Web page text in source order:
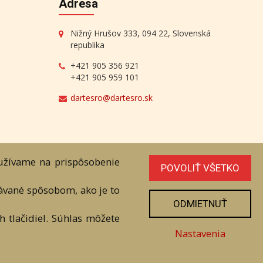
Adresa
Nižný Hrušov 333, 094 22, Slovenská
republika
+421 905 356 921
+421 905 959 101
dartesro@dartesro.sk
Všetky práva sú vyhradené.
na prispôsobenie
spôsobom, ako je to
tlačidiel. Súhlas môžete
POVOLIŤ VŠETKO
ODMIETNUŤ
Nastavenia